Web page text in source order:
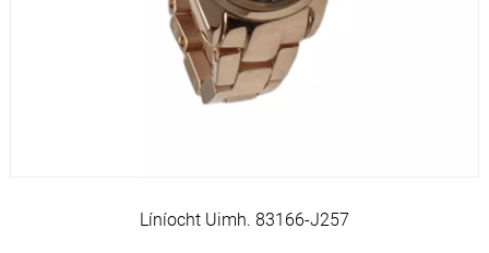
Líníocht Uimh. 83166-J257